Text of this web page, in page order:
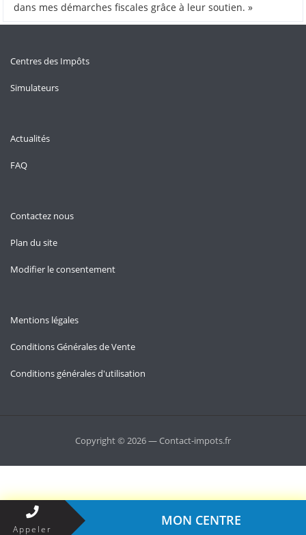
dans mes démarches fiscales grâce à leur soutien. »
Centres des Impôts
Simulateurs
Actualités
FAQ
Contactez nous
Plan du site
Modifier le consentement
Mentions légales
Conditions Générales de Vente
Conditions générales d'utilisation
Copyright © 2026 — Contact-impots.fr
Appeler
MON CENTRE